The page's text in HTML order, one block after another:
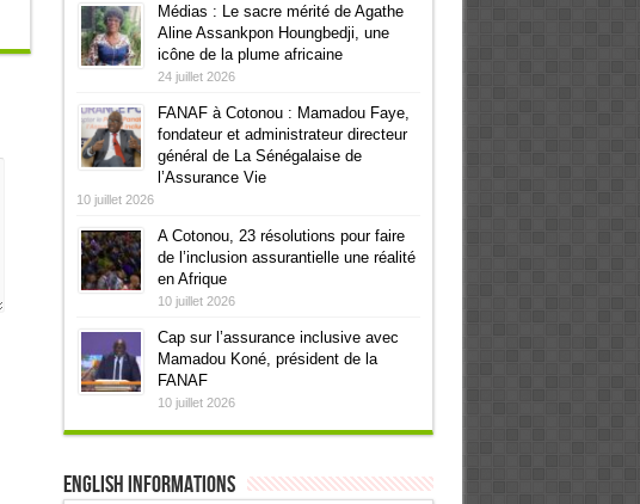
Médias : Le sacre mérité de Agathe
Aline Assankpon Houngbedji, une
icône de la plume africaine
24 juillet 2026
FANAF à Cotonou : Mamadou Faye,
fondateur et administrateur directeur
général de La Sénégalaise de
l’Assurance Vie
10 juillet 2026
A Cotonou, 23 résolutions pour faire
de l’inclusion assurantielle une réalité
en Afrique
10 juillet 2026
Cap sur l’assurance inclusive avec
Mamadou Koné, président de la
FANAF
10 juillet 2026
English informations